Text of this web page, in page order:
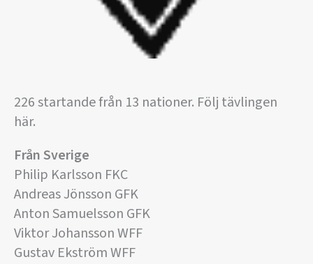
226 startande från 13 nationer. Följ tävlingen
här.
Från Sverige
Philip Karlsson FKC
Andreas Jönsson GFK
Anton Samuelsson GFK
Viktor Johansson WFF
Gustav Ekström WFF